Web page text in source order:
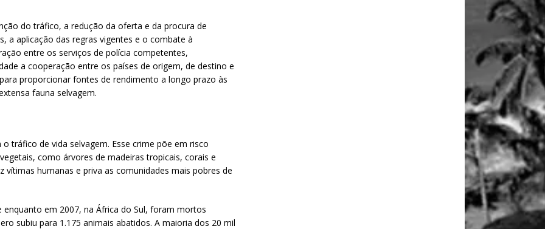
do tráfico, a redução da oferta e da procura de
a aplicação das regras vigentes e o combate à
entre os serviços de polícia competentes,
a cooperação entre os países de origem, de destino e
proporcionar fontes de rendimento a longo prazo às
fauna selvagem.
tráfico de vida selvagem. Esse crime põe em risco
como árvores de madeiras tropicais, corais e
humanas e priva as comunidades mais pobres de
em 2007, na África do Sul, foram mortos
subiu para 1.175 animais abatidos. A maioria dos 20 mil